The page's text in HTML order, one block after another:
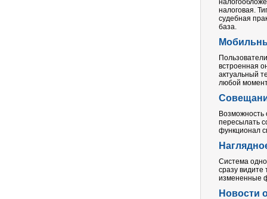
налоговая.
судебная
база.
встроенная
актуальный
любой момент
Возможность
пересылать
функционал
Система
сразу видите
измененные
Новости